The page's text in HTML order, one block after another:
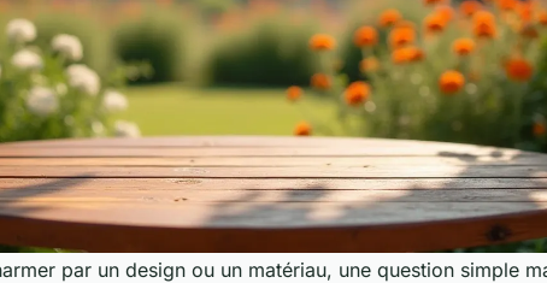
par un design ou un matériau, une question simple